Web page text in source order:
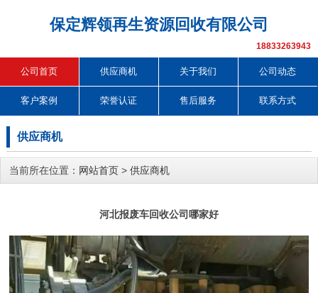
保定辉领再生资源回收有限公司
18833263943
公司首页 供应商机 关于我们 公司动态
客户案例 荣誉认证 售后服务 联系方式
供应商机
当前所在位置： 网站首页 > 供应商机
河北报废车回收公司哪家好